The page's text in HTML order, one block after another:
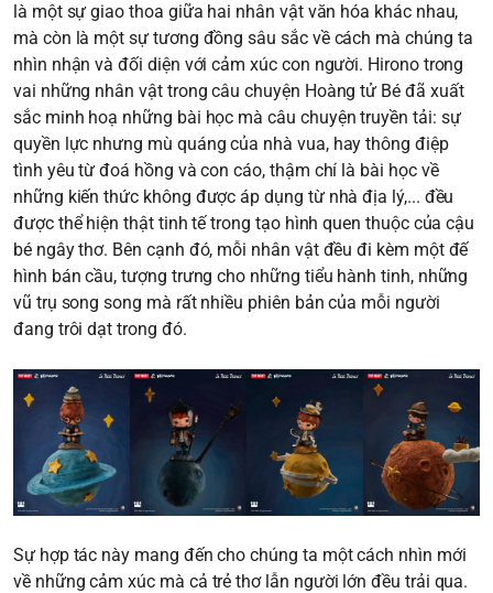
là một sự giao thoa giữa hai nhân vật văn hóa khác nhau,
mà còn là một sự tương đồng sâu sắc về cách mà chúng ta
nhìn nhận và đối diện với cảm xúc con người. Hirono trong
vai những nhân vật trong câu chuyện Hoàng tử Bé đã xuất
sắc minh hoạ những bài học mà câu chuyện truyền tải: sự
quyền lực nhưng mù quáng của nhà vua, hay thông điệp
tình yêu từ đoá hồng và con cáo, thậm chí là bài học về
những kiến thức không được áp dụng từ nhà địa lý,... đều
được thể hiện thật tinh tế trong tạo hình quen thuộc của cậu
bé ngây thơ. Bên cạnh đó, mỗi nhân vật đều đi kèm một đế
hình bán cầu, tượng trưng cho những tiểu hành tinh, những
vũ trụ song song mà rất nhiều phiên bản của mỗi người
đang trôi dạt trong đó.
Sự hợp tác này mang đến cho chúng ta một cách nhìn mới
về những cảm xúc mà cả trẻ thơ lẫn người lớn đều trải qua.